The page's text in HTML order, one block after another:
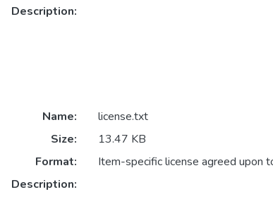
Description:
Name:
license.txt
Size:
13.47 KB
Format:
Item-specific license agreed upon
Description: